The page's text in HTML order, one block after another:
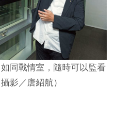
同戰情室，隨時可以監看
影／唐紹航）